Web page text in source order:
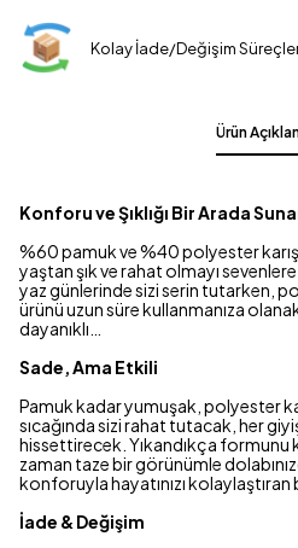
Kolay İade/Değişim
Ürün
Konforu ve Şıklığı Bir Arada
%60 pamuk ve %40 polyester
yaştan şık ve rahat olmayı
yaz günlerinde sizi serin tutarken,
ürünü uzun süre kullanmanıza
dayanıklı…
Sade, Ama Etkili
Pamuk kadar yumuşak, polyester
sıcağında sizi rahat tutacak, her
hissettirecek. Yıkandıkça
zaman taze bir görünümle
konforuyla hayatınızı kolaylaştıran
İade & Değişim